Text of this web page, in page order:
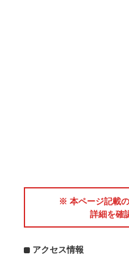
※ 本ページ記載
詳細を確
アクセス情報